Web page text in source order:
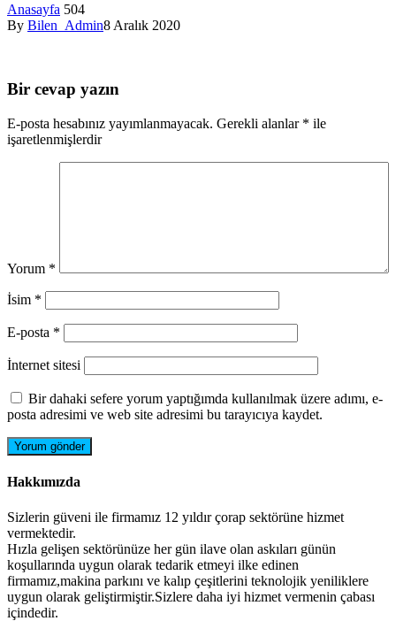
Anasayfa 504
By Bilen_Admin8 Aralık 2020
Bir cevap yazın
E-posta hesabınız yayımlanmayacak. Gerekli alanlar * ile
işaretlenmişlerdir
Yorum *
İsim *
E-posta *
İnternet sitesi
Bir dahaki sefere yorum yaptığımda kullanılmak üzere adımı, e-
posta adresimi ve web site adresimi bu tarayıcıya kaydet.
Hakkımızda
Sizlerin güveni ile firmamız 12 yıldır çorap sektörüne hizmet
vermektedir.
Hızla gelişen sektörünüze her gün ilave olan askıları günün
koşullarında uygun olarak tedarik etmeyi ilke edinen
firmamız,makina parkını ve kalıp çeşitlerini teknolojik yeniliklere
uygun olarak geliştirmiştir.Sizlere daha iyi hizmet vermenin çabası
içindedir.